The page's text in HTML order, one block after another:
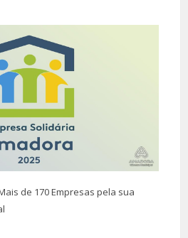
de 170 Empresas pela sua